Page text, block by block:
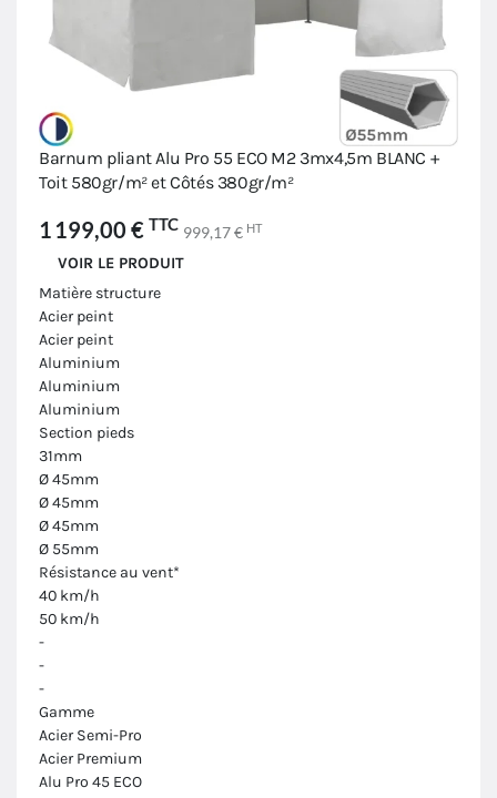
Barnum pliant Alu Pro 55 ECO M2 3mx4,5m BLANC +
Toit 580gr/m² et Côtés 380gr/m²
1 199,00 € TTC 999,17 € HT
VOIR LE PRODUIT
Matière structure
Acier peint
Acier peint
Aluminium
Aluminium
Aluminium
Section pieds
31mm
Ø 45mm
Ø 45mm
Ø 45mm
Ø 55mm
Résistance au vent*
40 km/h
50 km/h
-
-
-
Gamme
Acier Semi-Pro
Acier Premium
Alu Pro 45 ECO